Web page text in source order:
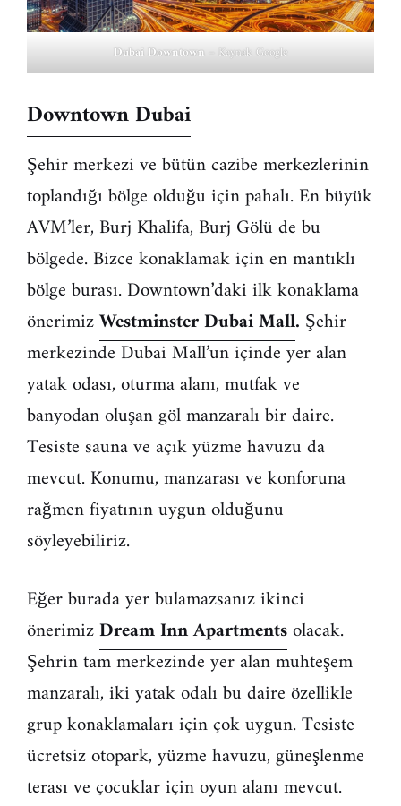
Dubai Downtown – Kaynak Google
Downtown Dubai
Şehir merkezi ve bütün cazibe merkezlerinin
toplandığı bölge olduğu için pahalı. En büyük
AVM’ler, Burj Khalifa, Burj Gölü de bu
bölgede. Bizce konaklamak için en mantıklı
bölge burası. Downtown’daki ilk konaklama
önerimizWestminster Dubai Mall. Şehir
merkezinde Dubai Mall’un içinde yer alan
yatak odası, oturma alanı, mutfak ve
banyodan oluşan göl manzaralı bir daire.
Tesiste sauna ve açık yüzme havuzu da
mevcut. Konumu, manzarası ve konforuna
rağmen fiyatının uygun olduğunu
söyleyebiliriz.
Eğer burada yer bulamazsanız ikinci
önerimizDream Inn Apartmentsolacak.
Şehrin tam merkezinde yer alan muhteşem
manzaralı, iki yatak odalı bu daire özellikle
grup konaklamaları için çok uygun. Tesiste
ücretsiz otopark, yüzme havuzu, güneşlenme
terası ve çocuklar için oyun alanı mevcut.